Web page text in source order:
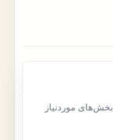
بخش‌های موردنیاز